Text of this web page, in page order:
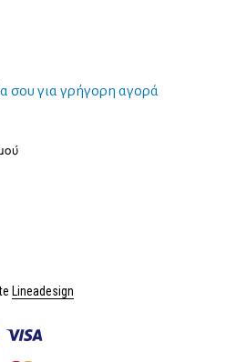
σου για γρήγορη αγορά
Lineadesign